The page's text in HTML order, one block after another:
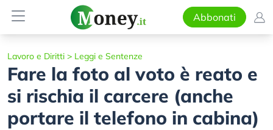
Abbonati
Lavoro e Diritti > Leggi e Sentenze
Fare la foto al voto è reato e
si rischia il carcere (anche
portare il telefono in cabina)